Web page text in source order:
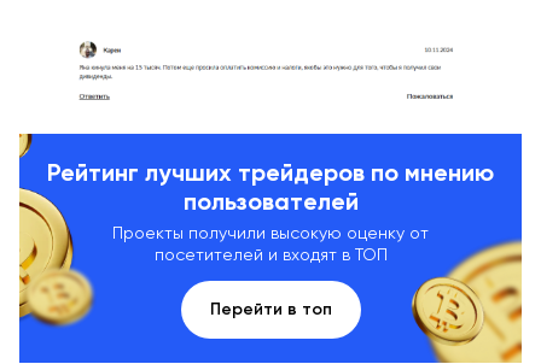
Рейтинг лучших трейдеров по мнению
пользователей
Проекты получили высокую оценку от
посетителей и входят в ТОП
Перейти в топ